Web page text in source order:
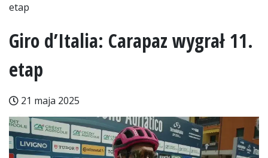
etap
Giro d’Italia: Carapaz wygrał 11.
etap
21 maja 2025